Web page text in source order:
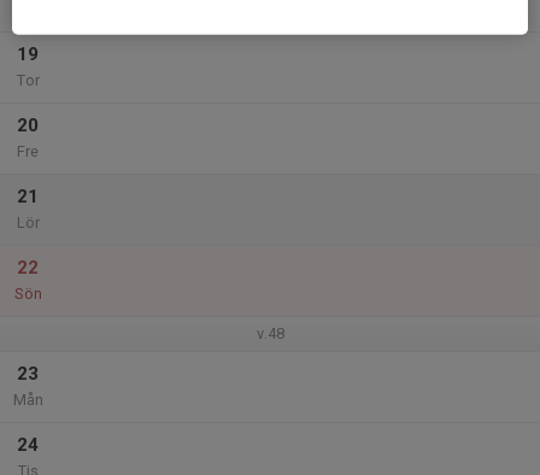
19
Tor
20
Fre
21
Lör
22
Sön
v.48
23
Mån
24
Tis